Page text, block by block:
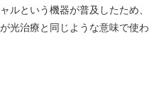
ルという機器が普及したため、
光治療と同じような意味で使わ